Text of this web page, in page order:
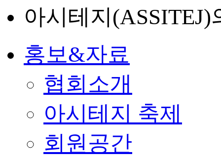
아시테지
홍보&자료
협회소개
아시테지 축제
회원공간